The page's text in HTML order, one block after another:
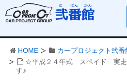
HOME カープロジェクト弐番
☆平成２４年式 スペイド 実走
す♪